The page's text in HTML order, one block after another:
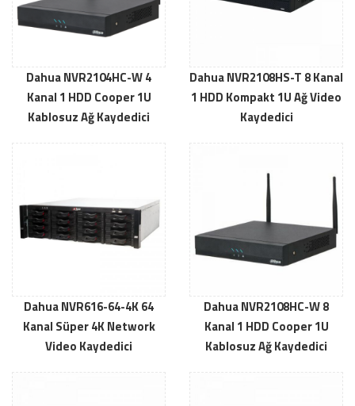
Dahua NVR2104HC-W 4
Kanal 1 HDD Cooper 1U
Kablosuz Ağ Kaydedici
Dahua NVR2108HS-T 8 Kanal
1 HDD Kompakt 1U Ağ Video
Kaydedici
Dahua NVR616-64-4K 64
Kanal Süper 4K Network
Video Kaydedici
Dahua NVR2108HC-W 8
Kanal 1 HDD Cooper 1U
Kablosuz Ağ Kaydedici